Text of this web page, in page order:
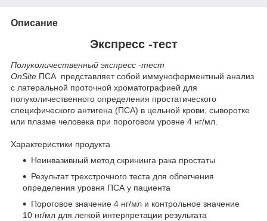
Описание
Экспресс -тест
Полуколичественный экспресс -тест
OnSite ПСА представляет собой иммуноферментный анализ
с латеральной проточной хроматографией для
полуколичественного определения простатического
специфического антигена (ПСА) в цельной крови, сыворотке
или плазме человека при пороговом уровне 4 нг/мл.
Характеристики продукта
Неинвазивный метод скрининга рака простаты
Результат трехстрочного теста для облегчения
определения уровня ПСА у пациента
Пороговое значение 4 нг/мл и контрольное значение
10 нг/мл для легкой интерпретации результата